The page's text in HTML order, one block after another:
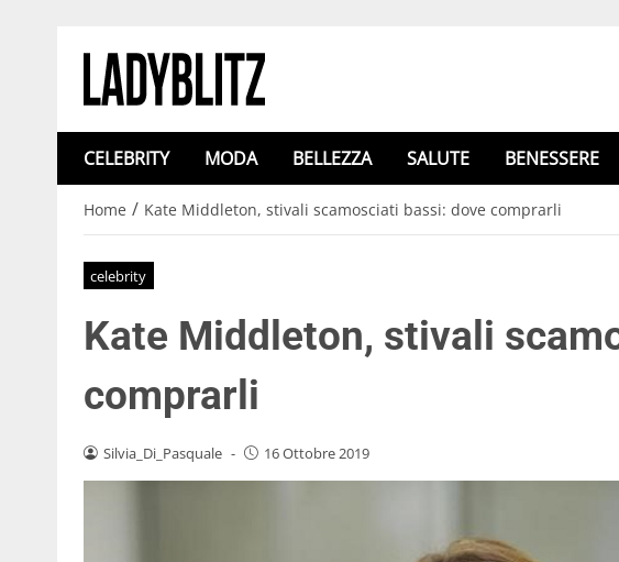
CELEBRITY MODA BELLEZZA SALUTE BENESSERE
Home / Kate Middleton, stivali scamosciati bassi: dove comprarli
celebrity
Kate Middleton, stivali
comprarli
Silvia_Di_Pasquale - 16 Ottobre 2019